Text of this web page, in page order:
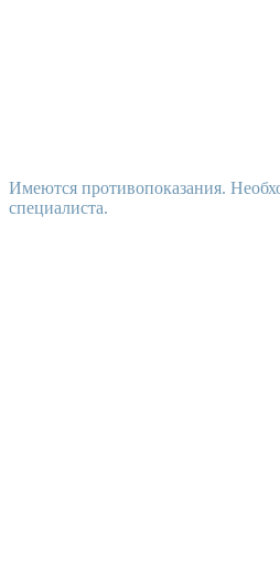
Имеются противопоказания.
специалиста.